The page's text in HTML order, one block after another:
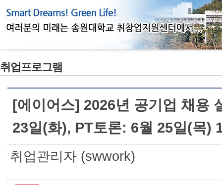
취업프로그램
[에이어스] 2026년 공기업 채용
23일(화), PT토론: 6월 25일(목)
취업관리자 (swwork)